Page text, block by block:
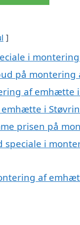
i
på montering
af emhætte
i
prisen på
speciale i
af